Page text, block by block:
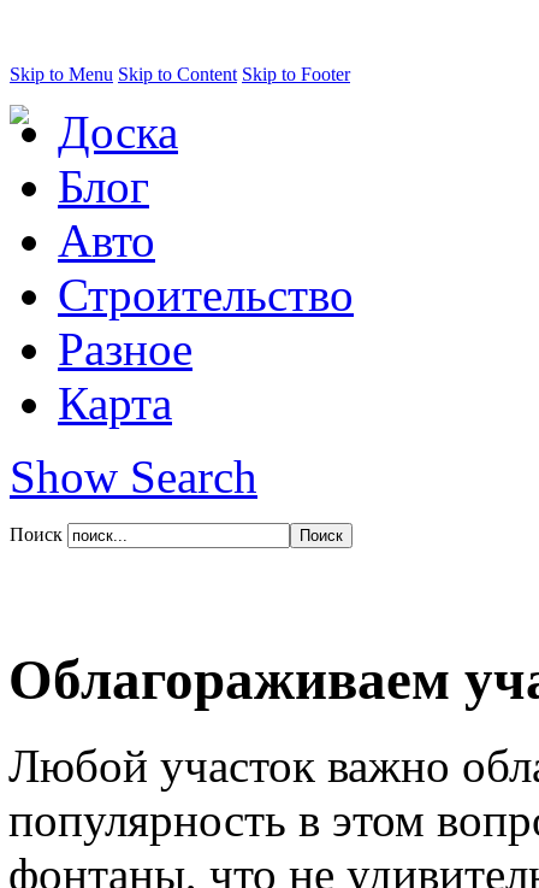
Skip to Menu Skip to Content Skip to Footer
Доска
Блог
Авто
Строительство
Разное
Карта
Show Search
Поиск
Облагораживаем
Любой участок важно
популярность в этом
фонтаны, что не